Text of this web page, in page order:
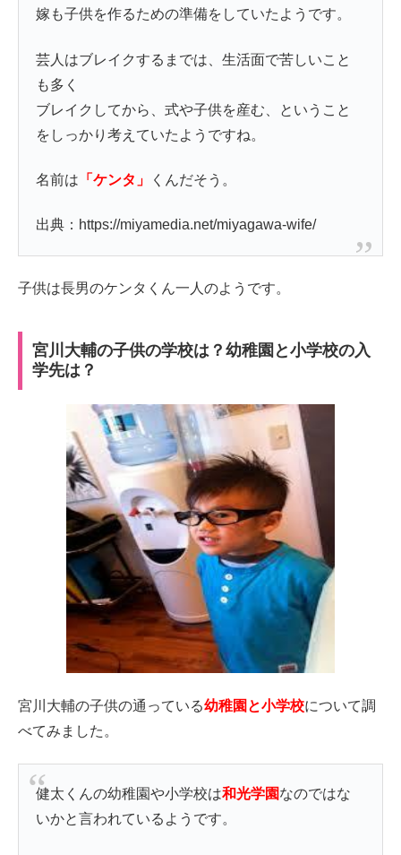
嫁も子供を作るための準備をしていたようです。
芸人はブレイクするまでは、生活面で苦しいこと
も多く
ブレイクしてから、式や子供を産む、ということ
をしっかり考えていたようですね。
名前は 「ケンタ」 くんだそう。
出典：https://miyamedia.net/miyagawa-wife/
子供は長男のケンタくん一人のようです。
宮川大輔の子供の学校は？幼稚園と小学校の入
学先は？
宮川大輔の子供の通っている幼稚園と小学校について調
べてみました。
健太くんの幼稚園や小学校は和光学園なのではな
いかと言われているようです。